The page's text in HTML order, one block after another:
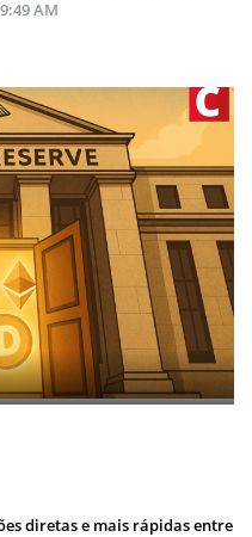
AM
diretas e mais rápidas entre